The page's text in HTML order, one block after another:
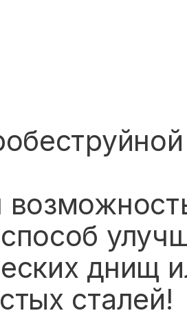
днищ
сталей!